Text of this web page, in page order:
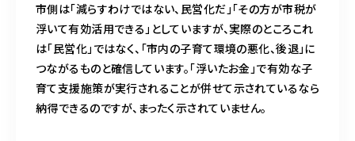
市側は「減らすわけではない、民営化だ」「その方が市税が
浮いて有効活用できる」としていますが、実際のところこれ
は「民営化」ではなく、「市内の子育て環境の悪化、後退」に
つながるものと確信しています。「浮いたお金」で有効な子
育て支援施策が実行されることが併せて示されているなら
納得できるのですが、まったく示されていません。
080-6032-3031
電話受付時間
10：00～17：00（土日祝を除く）
※カウンセリング中は受付時間内でも電話に出られないことがありますので、録音メッセ